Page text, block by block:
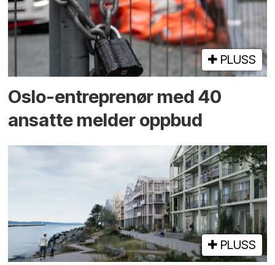
PLUSS
Oslo-entreprenør med 40
ansatte melder oppbud
PLUSS